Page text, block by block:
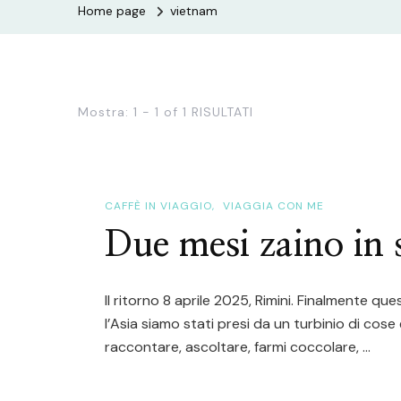
Home page vietnam
Mostra: 1 - 1 of 1 RISULTATI
CAFFÈ IN VIAGGIO VIAGGIA CON ME
Due mesi zaino
Il ritorno 8 aprile 2025, Rimini. Finalmente
l’Asia siamo stati presi da un turbinio di
raccontare, ascoltare, farmi coccolare, …